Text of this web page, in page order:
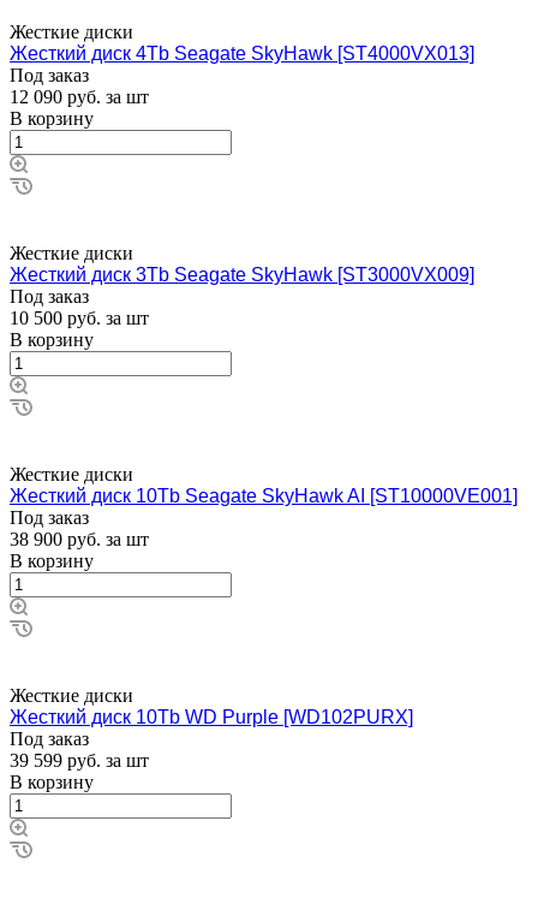
Жесткие диски
Жесткий диск 4Tb Seagate SkyHawk [ST4000VX013]
Под заказ
12 090 руб. за шт
В корзину
Жесткие диски
Жесткий диск 3Tb Seagate SkyHawk [ST3000VX009]
Под заказ
10 500 руб. за шт
В корзину
Жесткие диски
Жесткий диск 10Tb Seagate SkyHawk AI [ST10000VE001]
Под заказ
38 900 руб. за шт
В корзину
Жесткие диски
Жесткий диск 10Tb WD Purple [WD102PURX]
Под заказ
39 599 руб. за шт
В корзину